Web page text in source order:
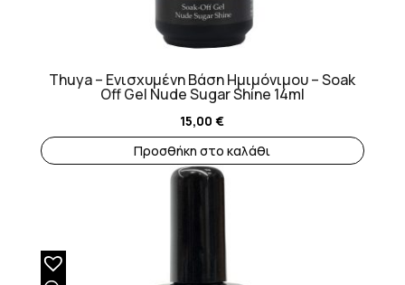
Thuya – Ενισχυμένη Βάση Ημιμόνιμου – Soak
Off Gel Nude Sugar Shine 14ml
15,00€
Προσθήκη στο καλάθι